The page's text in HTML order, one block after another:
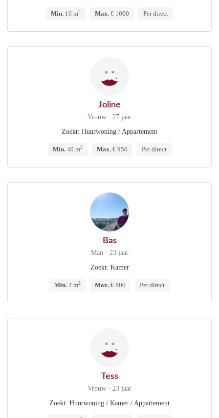
Min. 16 m2 Max. € 1000 Per direct
Joline
Vrouw · 27 jaar
Zoekt: Huurwoning / Appartement
Min.40 m2 Max.€ 950 Per direct
Bas
Man · 23 jaar
Zoekt: Kamer
Min. 2 m2 Max. € 800 Per direct
Tess
Vrouw · 23 jaar
Zoekt: Huurwoning / Kamer / Appartement